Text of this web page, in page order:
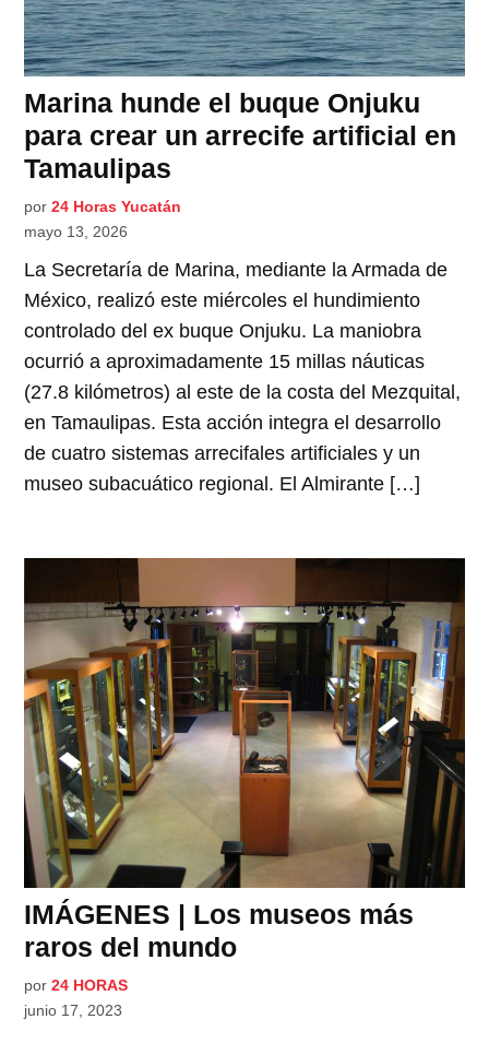
Marina hunde el buque Onjuku
para crear un arrecife artificial en
Tamaulipas
por 24 Horas Yucatán
mayo 13, 2026
La Secretaría de Marina, mediante la Armada de
México, realizó este miércoles el hundimiento
controlado del ex buque Onjuku. La maniobra
ocurrió a aproximadamente 15 millas náuticas
(27.8 kilómetros) al este de la costa del Mezquital,
en Tamaulipas. Esta acción integra el desarrollo
de cuatro sistemas arrecifales artificiales y un
museo subacuático regional. El Almirante […]
IMÁGENES | Los museos más
raros del mundo
por 24 HORAS
junio 17, 2023